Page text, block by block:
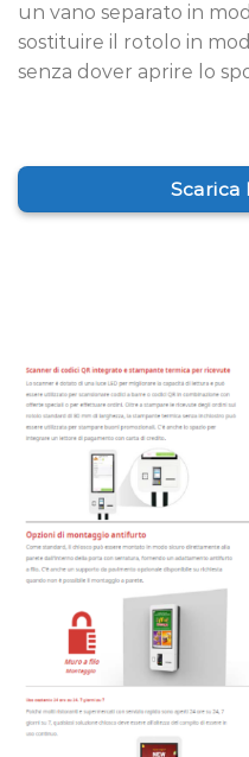
un vano separato in
sostituire il rotolo in
senza dover aprire lo